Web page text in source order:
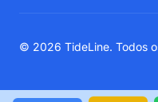
© 2026 TideLine. Todos